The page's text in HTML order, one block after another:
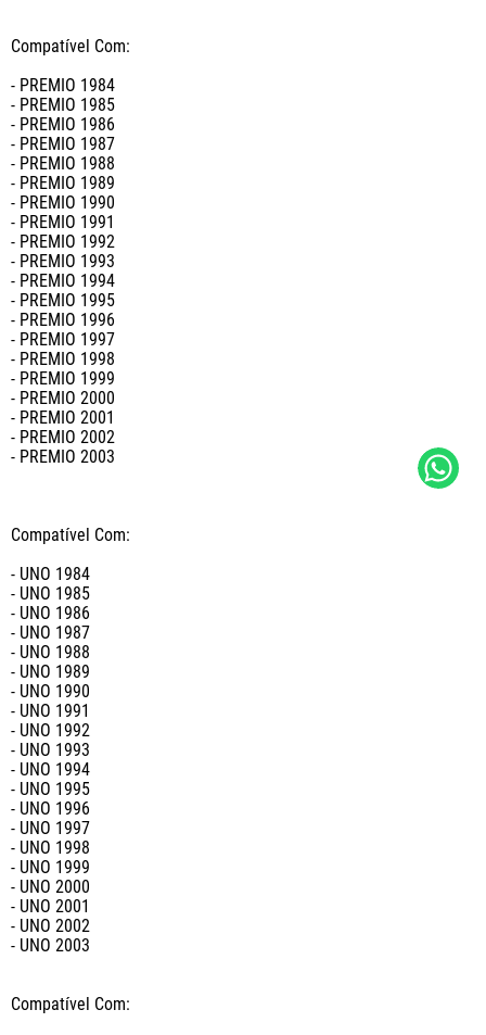
Compatível Com:
- PREMIO 1984
- PREMIO 1985
- PREMIO 1986
- PREMIO 1987
- PREMIO 1988
- PREMIO 1989
- PREMIO 1990
- PREMIO 1991
- PREMIO 1992
- PREMIO 1993
- PREMIO 1994
- PREMIO 1995
- PREMIO 1996
- PREMIO 1997
- PREMIO 1998
- PREMIO 1999
- PREMIO 2000
- PREMIO 2001
- PREMIO 2002
- PREMIO 2003
Compatível Com:
- UNO 1984
- UNO 1985
- UNO 1986
- UNO 1987
- UNO 1988
- UNO 1989
- UNO 1990
- UNO 1991
- UNO 1992
- UNO 1993
- UNO 1994
- UNO 1995
- UNO 1996
- UNO 1997
- UNO 1998
- UNO 1999
- UNO 2000
- UNO 2001
- UNO 2002
- UNO 2003
Compatível Com: